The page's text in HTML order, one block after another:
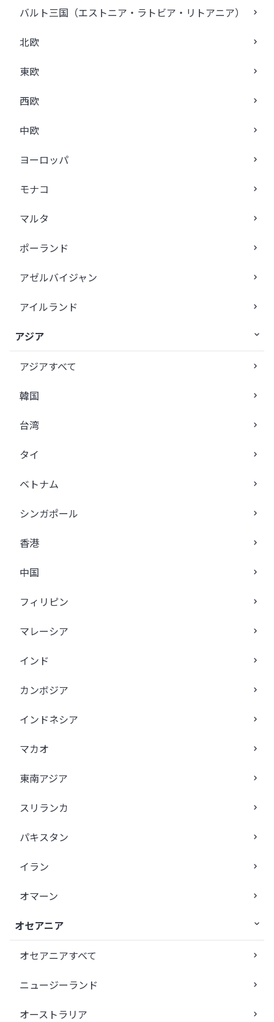
バルト三国（エストニア・ラトビア・リトアニア）
北欧
東欧
西欧
中欧
ヨーロッパ
モナコ
マルタ
ポーランド
アゼルバイジャン
アイルランド
アジア
アジアすべて
韓国
台湾
タイ
ベトナム
シンガポール
香港
中国
フィリピン
マレーシア
インド
カンボジア
インドネシア
マカオ
東南アジア
スリランカ
パキスタン
イラン
オマーン
オセアニア
オセアニアすべて
ニュージーランド
オーストラリア